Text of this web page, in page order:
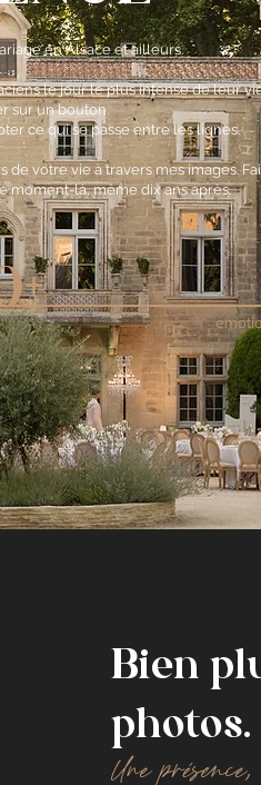
en Alsace et ailleurs.
le jour le plus intense de leur
sur un bouton.
ce qui se passe entre les lignes.
votre vie à travers mes images.
moment-là, même dix ans après.
Bien
photos.
Une